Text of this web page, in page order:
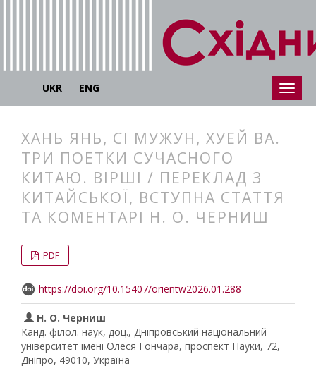
UKR ENG
ХАНЬ ЯНЬ, СІ МУЖУН, ХУЕЙ ВА.
ТРИ ПОЕТКИ СУЧАСНОГО
КИТАЮ. ВІРШІ / ПЕРЕКЛАД З
КИТАЙСЬКОЇ, ВСТУПНА СТАТТЯ
ТА КОМЕНТАРІ Н. О. ЧЕРНИШ
PDF
https://doi.org/10.15407/orientw2026.01.288
Н. О. Черниш
Канд. філол. наук, доц., Дніпровський національний
університет імені Олеся Гончара, проспект Науки, 72,
Дніпро, 49010, Україна